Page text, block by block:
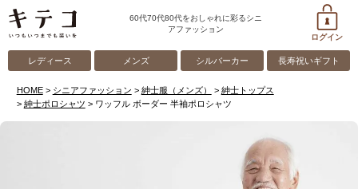
60代70代80代をおしゃれに彩るシニ
アファッション
ログイン
レディース メンズ シルバーカー 長寿祝いギフト
HOME シニアファッション 紳士服（メンズ）
紳士トップス
紳士ポロシャツ
ワッフル ボーダー 半袖ポロシャツ